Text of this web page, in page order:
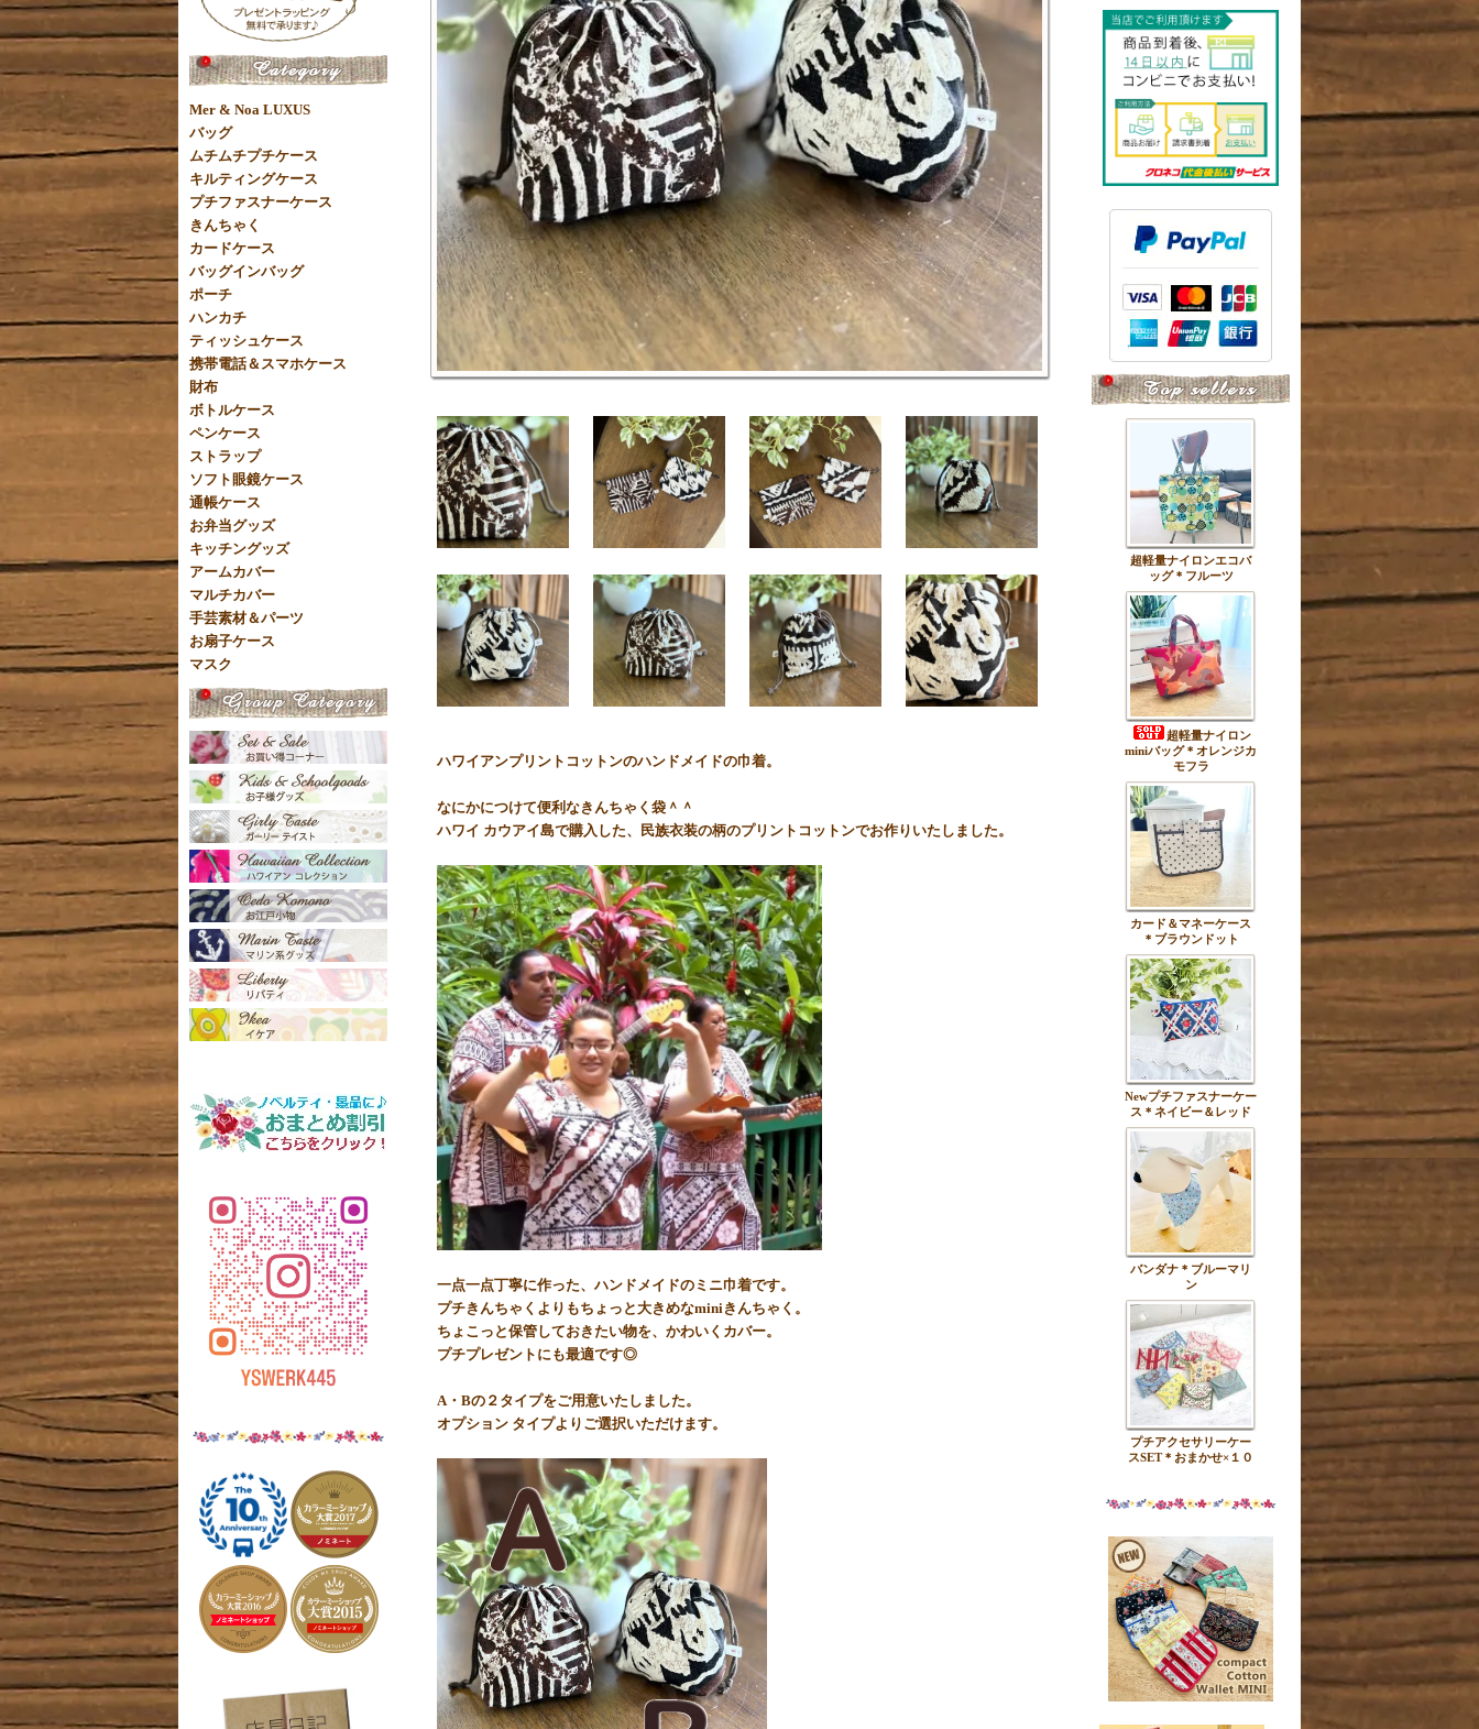
ハワイアンプリントコットンのハンドメイドの巾着。
なにかにつけて便利なきんちゃく袋＾＾
ハワイ カウアイ島で購入した、民族衣装の柄のプリントコットンでお作りいたしました。
一点一点丁寧に作った、ハンドメイドのミニ巾着です。
プチきんちゃくよりもちょっと大きめなminiきんちゃく。
ちょこっと保管しておきたい物を、かわいくカバー。
プチプレゼントにも最適です◎
A・Bの２タイプをご用意いたしました。
オプション タイプよりご選択いただけます。
Mer & Noa LUXUS
バッグ
ムチムチプチケース
キルティングケース
プチファスナーケース
きんちゃく
カードケース
バッグインバッグ
ポーチ
ハンカチ
ティッシュケース
携帯電話＆スマホケース
財布
ボトルケース
ペンケース
ストラップ
ソフト眼鏡ケース
通帳ケース
お弁当グッズ
キッチングッズ
アームカバー
マルチカバー
手芸素材＆パーツ
お扇子ケース
マスク
超軽量ナイロンエコバ
ッグ＊フルーツ
超軽量ナイロン
miniバッグ＊オレンジカ
モフラ
カード＆マネーケース
＊ブラウンドット
Newプチファスナーケー
ス＊ネイビー＆レッド
バンダナ＊ブルーマリ
ン
プチアクセサリーケー
スSET＊おまかせ×１０